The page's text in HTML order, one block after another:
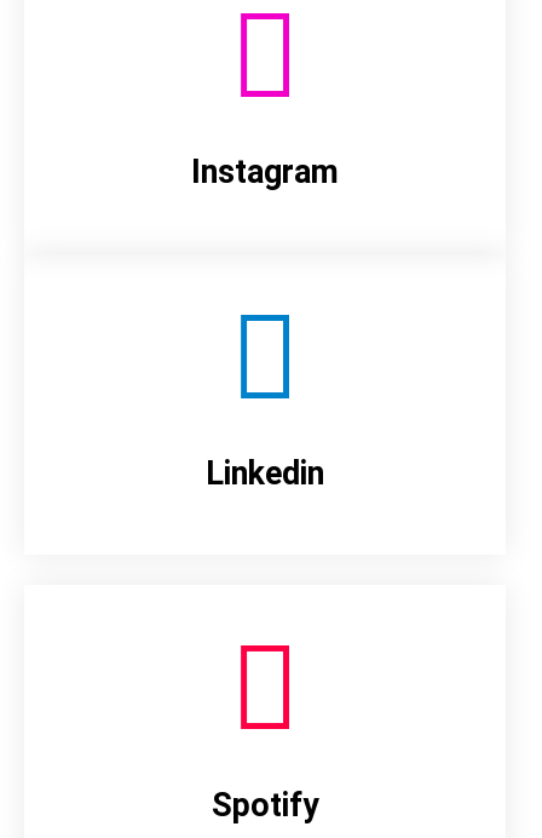
Instagram
Linkedin
Spotify